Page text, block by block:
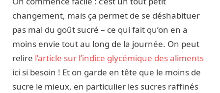
changement, mais ça permet de se déshabituer
pas mal du goût sucré – ce qui fait qu’on en a
moins envie tout au long de la journée. On peut
relire l’article sur l’indice glycémique des aliments
ici si besoin ! Et on garde en tête que le moins de
sucre le mieux, en particulier les sucres raffinés